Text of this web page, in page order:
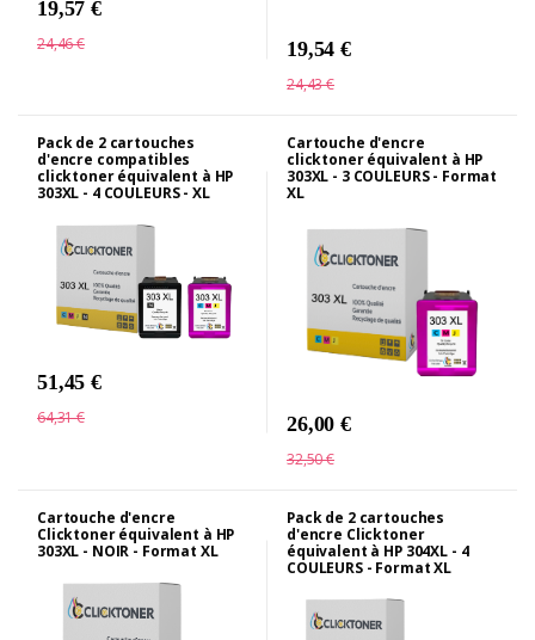
19,57 €
24,46 € 19,54 €
24,43 €
Pack de 2 cartouches
d'encre compatibles
clicktoner équivalent à HP
303XL - 4 COULEURS - XL
51,45 €
64,31 €
Cartouche d'encre
clicktoner équivalent à HP
303XL - 3 COULEURS - Format
XL
26,00 €
32,50 €
Cartouche d'encre
Clicktoner équivalent à HP
303XL - NOIR - Format XL
Pack de 2 cartouches
d'encre Clicktoner
équivalent à HP 304XL - 4
COULEURS - Format XL